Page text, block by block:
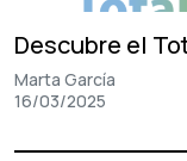
Descubre el
Marta García
16/03/2025